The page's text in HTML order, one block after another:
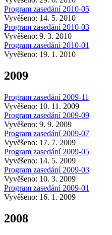
Program zasedání 2010-05
Vyvěšeno: 14. 5. 2010
Program zasedání 2010-03
Vyvěšeno: 9. 3. 2010
Program zasedání 2010-01
Vyvěšeno: 19. 1. 2010
2009
Program zasedání 2009-11
Vyvěšeno: 10. 11. 2009
Program zasedání 2009-09
Vyvěšeno: 9. 9. 2009
Program zasedání 2009-07
Vyvěšeno: 17. 7. 2009
Program zasedání 2009-05
Vyvěšeno: 14. 5. 2009
Program zasedání 2009-03
Vyvěšeno: 10. 3. 2009
Program zasedání 2009-01
Vyvěšeno: 16. 1. 2009
2008